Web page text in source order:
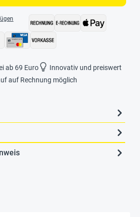
ab 69 Euro
Innovativ und preiswert
auf Rechnung möglich